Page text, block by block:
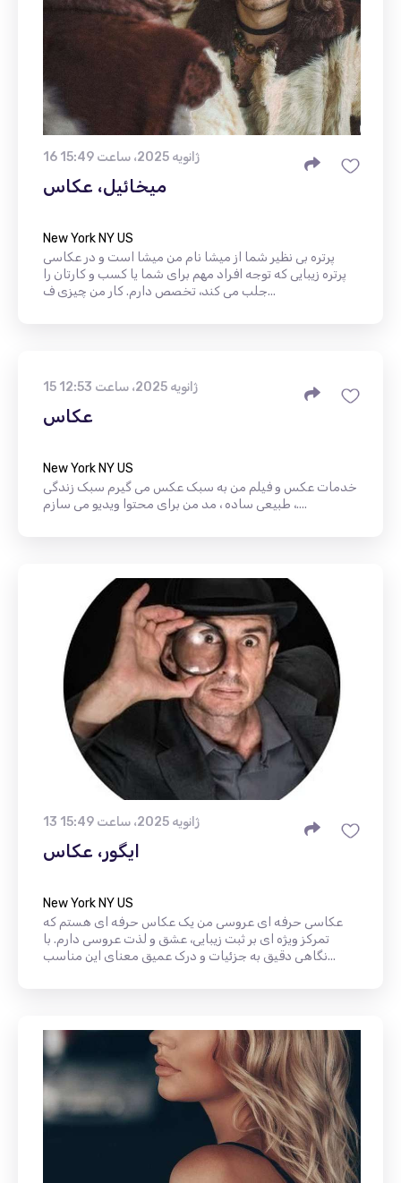
16 ژانویه 2025، ساعت 15:49
میخائیل، عکاس
New York NY US
پرتره بی نظیر شما از میشا نام من میشا است و در عکاسی
پرتره زیبایی که توجه افراد مهم برای شما یا کسب و کارتان را
جلب می کند، تخصص دارم. کار من چیزی ف...
15 ژانویه 2025، ساعت 12:53
عکاس
New York NY US
خدمات عکس و فیلم من به سبک عکس می گیرم سبک زندگی
، طبیعی ساده ، مد من برای محتوا ویدیو می سازم....
13 ژانویه 2025، ساعت 15:49
ایگور، عکاس
New York NY US
عکاسی حرفه ای عروسی من یک عکاس حرفه ای هستم که
تمرکز ویژه ای بر ثبت زیبایی، عشق و لذت عروسی دارم. با
نگاهی دقیق به جزئیات و درک عمیق معنای این مناسب...